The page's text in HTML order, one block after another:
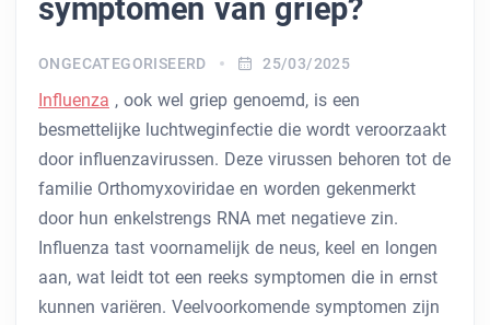
symptomen van griep?
ONGECATEGORISEERD 25/03/2025
Influenza , ook wel griep genoemd, is een
besmettelijke luchtweginfectie die wordt veroorzaakt
door influenzavirussen. Deze virussen behoren tot de
familie Orthomyxoviridae en worden gekenmerkt
door hun enkelstrengs RNA met negatieve zin.
Influenza tast voornamelijk de neus, keel en longen
aan, wat leidt tot een reeks symptomen die in ernst
kunnen variëren. Veelvoorkomende symptomen zijn